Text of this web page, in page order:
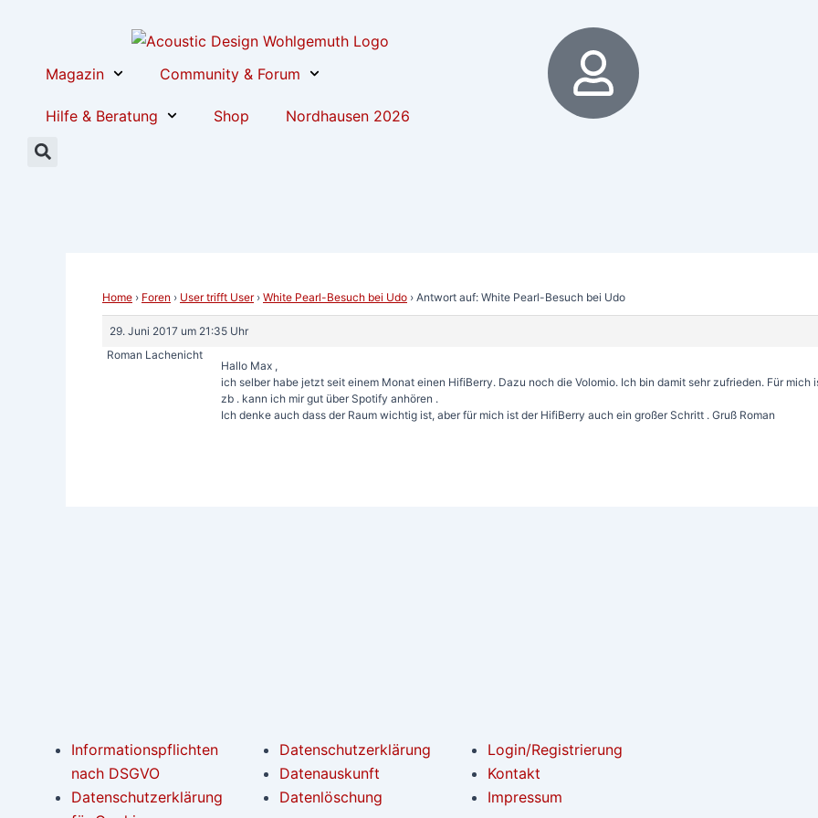
Magazin
Community & Forum
Hilfe & Beratung Shop Nordhausen 2026
Home › Foren › User trifft User › White Pearl-Besuch bei Udo › Antwort auf: White Pearl-Besuch bei Udo
29. Juni 2017 um 21:35 Uhr
Roman Lachenicht
Hallo Max ,
ich selber habe jetzt seit einem Monat einen HifiBerry. Dazu noch die Volomio. Ich bin damit sehr zufrieden. Für
zb . kann ich mir gut über Spotify anhören .
Ich denke auch dass der Raum wichtig ist, aber für mich ist der HifiBerry auch ein großer Schritt . Gruß Roman
navigation
Informationspflichten
nach DSGVO
Datenschutzerklärung
Datenschutzerklärung
Datenauskunft
Datenlöschung
Login/Registrierung
Kontakt
Impressum